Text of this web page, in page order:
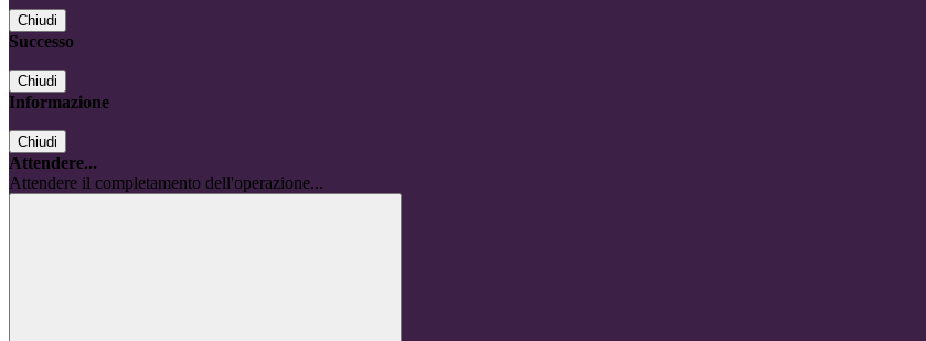
Chiudi
Successo
Chiudi
Informazione
Chiudi
Attendere...
Attendere il completamento dell'operazione...